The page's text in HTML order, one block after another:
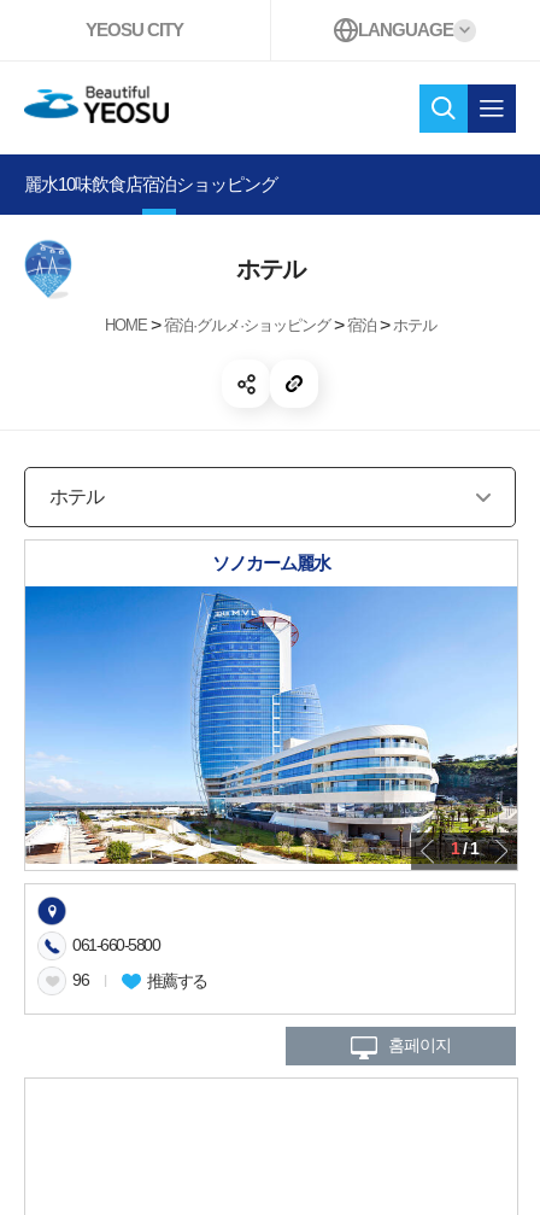
YEOSU CITY LANGUAGE
Beautiful YEOSU
検索
オー
麗水10味飲食店宿泊ショッピング
ホテル
HOME>宿泊·グルメ·ショッピング>宿泊>ホテル
共有する 開く
ホテル
ソノカーム麗水
1/ 1
061-660-5800
96
推薦する
홈페이지